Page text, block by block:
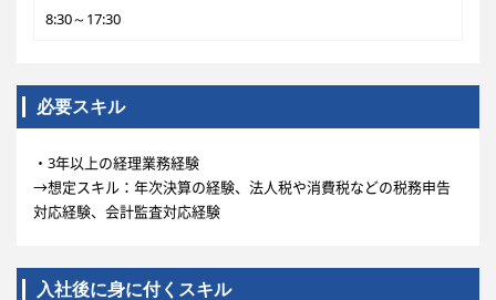
8:30～17:30
必要スキル
・3年以上の経理業務経験
→想定スキル：年次決算の経験、法人税や消費税などの税務申告
対応経験、会計監査対応経験
入社後に身に付くスキル